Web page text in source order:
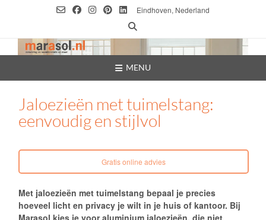
Eindhoven, Nederland
MENU
Jaloezieën met tuimelstang:
eenvoudig en stijlvol
Gratis online advies
Met jaloezieën met tuimelstang bepaal je precies
hoeveel licht en privacy je wilt in je huis of kantoor. Bij